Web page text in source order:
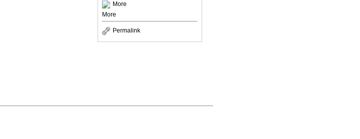
More
More
Permalink